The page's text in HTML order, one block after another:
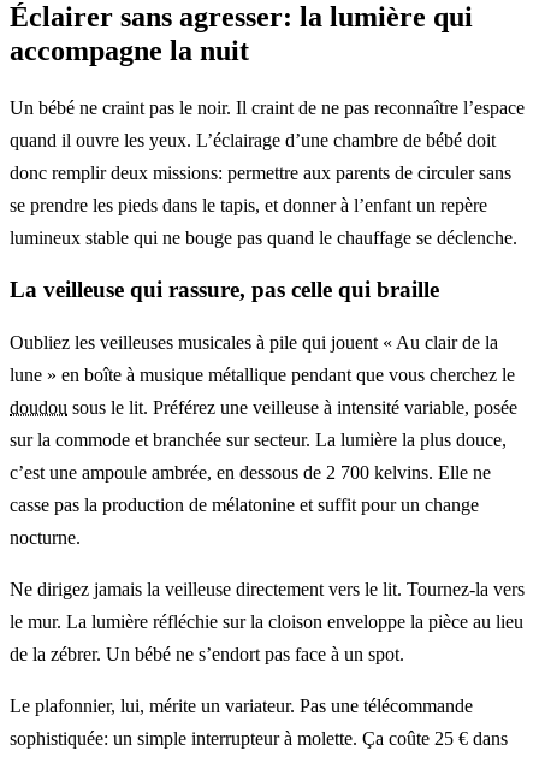
Éclairer sans agresser: la lumière qui
accompagne la nuit
Un bébé ne craint pas le noir. Il craint de ne pas reconnaître l’espace
quand il ouvre les yeux. L’éclairage d’une chambre de bébé doit
donc remplir deux missions: permettre aux parents de circuler sans
se prendre les pieds dans le tapis, et donner à l’enfant un repère
lumineux stable qui ne bouge pas quand le chauffage se déclenche.
La veilleuse qui rassure, pas celle qui braille
Oubliez les veilleuses musicales à pile qui jouent « Au clair de la
lune » en boîte à musique métallique pendant que vous cherchez le
doudou sous le lit. Préférez une veilleuse à intensité variable, posée
sur la commode et branchée sur secteur. La lumière la plus douce,
c’est une ampoule ambrée, en dessous de 2 700 kelvins. Elle ne
casse pas la production de mélatonine et suffit pour un change
nocturne.
Ne dirigez jamais la veilleuse directement vers le lit. Tournez-la vers
le mur. La lumière réfléchie sur la cloison enveloppe la pièce au lieu
de la zébrer. Un bébé ne s’endort pas face à un spot.
Le plafonnier, lui, mérite un variateur. Pas une télécommande
sophistiquée: un simple interrupteur à molette. Ça coûte 25 € dans